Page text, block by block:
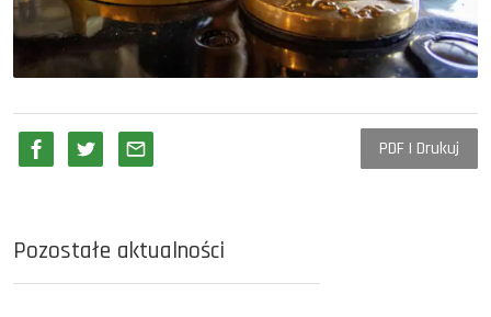
PDF | Drukuj
Pozostałe aktualności